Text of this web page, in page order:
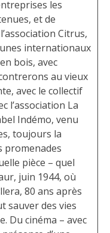
les
et de
Citrus,
internationaux
bois, avec
au vieux
avec le collectif
l’association La
Indémo, venu
toujours la
promenades
pièce – quel
juin 1944, où
80 ans après
sauver des vies
Du cinéma – avec